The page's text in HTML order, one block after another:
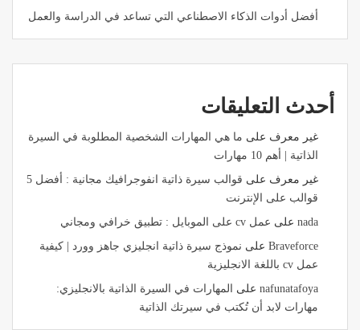
أفضل أدوات الذكاء الاصطناعي التي تساعد في الدراسة والعمل
أحدث التعليقات
غير معرف على ما هي المهارات الشخصية المطلوبة في السيرة
الذاتية | أهم 10 مهارات
غير معرف على
قوالب سيرة ذاتية انفوجرافيك مجانية : أفضل 5
قوالب على الإنترنت
nada على عمل cv على الموبايل : تطبيق خرافي ومجاني
Braveforce على نموذج سيرة ذاتية انجليزي جاهز وورد | كيفية
عمل cv باللغة الانجليزية
nafunatafoya على
المهارات في السيرة الذاتية بالانجليزي:
مهارات لابد أن تُكتب في سيرتك الذاتية